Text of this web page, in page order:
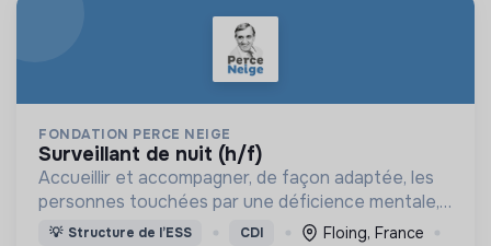
FONDATION PERCE NEIGE
surveillant de nuit (h/f)
Accueillir et accompagner, de façon adaptée, les
personnes touchées par une déficience mentale,
un handicap physique ou psychique
💡 Structure de l’ESS CDI
Floing, France